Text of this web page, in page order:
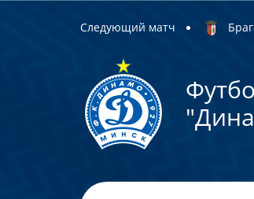
Следующий матч